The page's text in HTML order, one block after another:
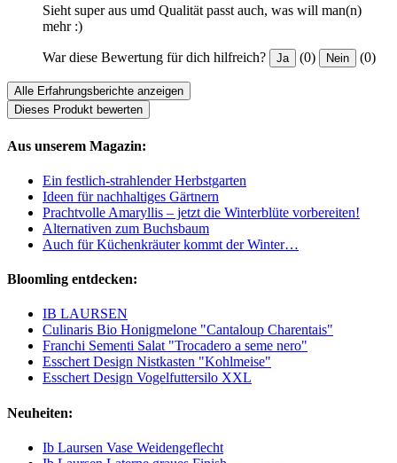
Sieht super aus umd Qualität passt auch, was will man(n)
mehr :)
War diese Bewertung für dich hilfreich? Ja (0) Nein (0)
Alle Erfahrungsberichte anzeigen
Dieses Produkt bewerten
Aus unserem Magazin:
Ein festlich-strahlender Herbstgarten
Ideen für nachhaltiges Gärtnern
Prachtvolle Amaryllis – jetzt die Winterblüte vorbereiten!
Alternativen zum Buchsbaum
Auch für Küchenkräuter kommt der Winter…
Bloomling entdecken:
IB LAURSEN
Culinaris Bio Honigmelone "Cantaloup Charentais"
Franchi Sementi Salat "Trocadero a seme nero"
Esschert Design Nistkasten "Kohlmeise"
Esschert Design Vogelfuttersilo XXL
Neuheiten:
Ib Laursen Vase Weidengeflecht